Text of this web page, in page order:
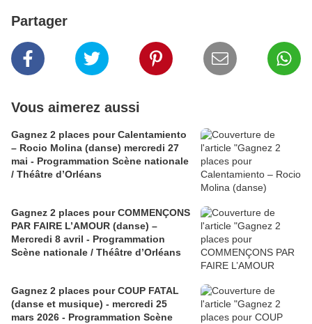
Partager
Vous aimerez aussi
Gagnez 2 places pour Calentamiento
– Rocio Molina (danse) mercredi 27
mai - Programmation Scène nationale
/ Théâtre d’Orléans
Gagnez 2 places pour COMMENÇONS
PAR FAIRE L’AMOUR (danse) –
Mercredi 8 avril - Programmation
Scène nationale / Théâtre d’Orléans
Gagnez 2 places pour COUP FATAL
(danse et musique) - mercredi 25
mars 2026 - Programmation Scène